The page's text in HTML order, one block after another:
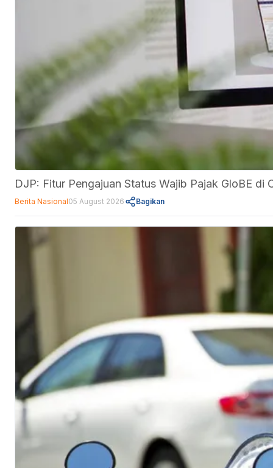
DJP: Fitur Pengajuan Status Wajib Pajak GloBE di
Berita Nasional05 August 2026 Bagikan